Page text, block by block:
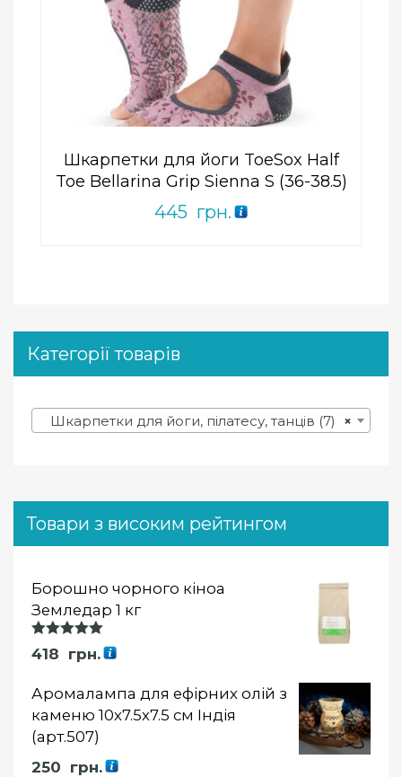
Шкарпетки для йоги ToeSox Half
Toe Bellarina Grip Sienna S (36-38.5)
445 грн.
ПРИДБАТИ
Add to Wishlist
Категорії товарів
×
Шкарпетки для йоги, пілатесу, танців (7)
Товари з високим рейтингом
Борошно чорного кіноа
Земледар 1 кг
Оцінка
5.00із 5
418 грн.
Аромалампа для ефірних олій з
каменю 10х7.5х7.5 см Індія
(арт.507)
250 грн.